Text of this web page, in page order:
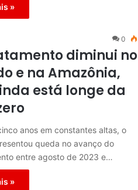
»
0
diminui no
e na Amazônia,
está longe da
anos em constantes altas, o
queda no avanço do
entre agosto de 2023 e…
»